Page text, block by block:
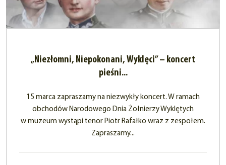
„Niezłomni, Niepokonani, Wyklęci” – koncert
pieśni...
15 marca zapraszamy na niezwykły koncert. W ramach
obchodów Narodowego Dnia Żołnierzy Wyklętych
w muzeum wystąpi tenor Piotr Rafałko wraz z zespołem.
Zapraszamy...